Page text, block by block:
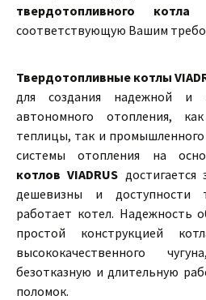
твердотопливного котла
соответствующую Вашим
Твердотопливные котлы
для создания надежной и
автономного отопления,
теплицы, так и
системы отопления на
котлов VIADRUS
дешевизны и доступности
работает котел. Надежность
простой конструкцией
высококачественного
безотказную и длительную
поломок.